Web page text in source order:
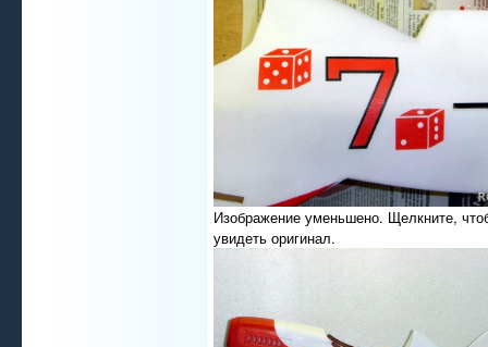
Изображение уменьшено. Щелкните,
увидеть оригинал.